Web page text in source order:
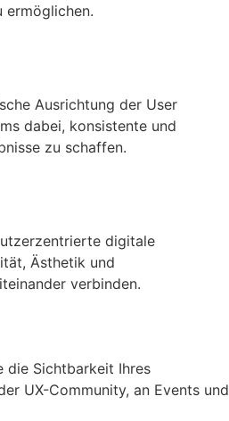
ermöglichen.
Ausrichtung der User
dabei, konsistente und
zu schaffen.
digitale
Ästhetik und
verbinden.
die Sichtbarkeit Ihres
UX-Community, an Events und